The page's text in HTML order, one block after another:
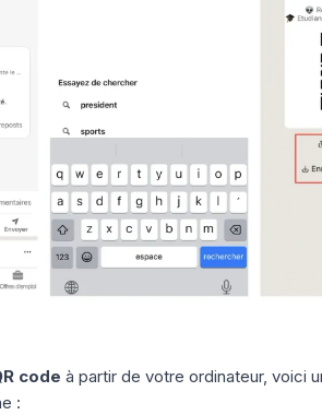
code à partir de votre ordinateur, voici
: